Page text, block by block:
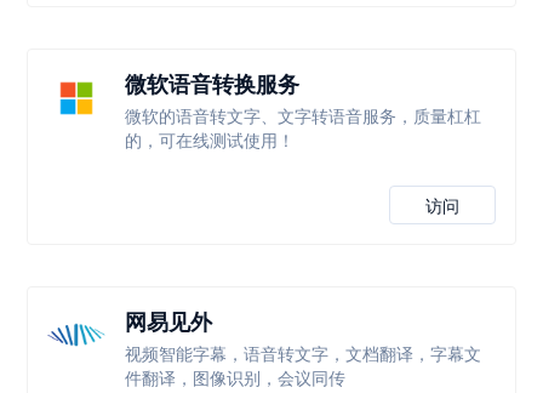
微软语音转换服务
微软的语音转文字、文字转语音服务，质量杠杠
的，可在线测试使用！
访问
网易见外
视频智能字幕，语音转文字，文档翻译，字幕文
件翻译，图像识别，会议同传